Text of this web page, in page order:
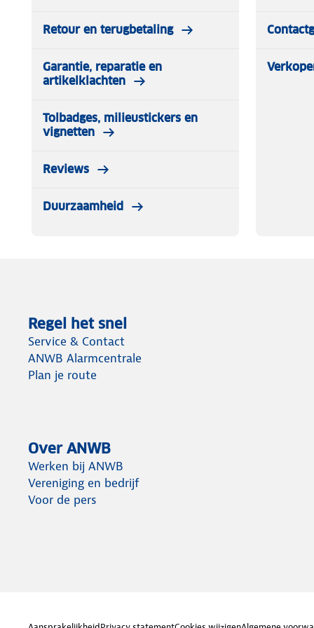
Retour en terugbetaling
Garantie, reparatie en
artikelklachten
Tolbadges, milieustickers en
vignetten
Reviews
Duurzaamheid
Regel het snel
Service & Contact
ANWB Alarmcentrale
Plan je route
Over ANWB
Werken bij ANWB
Vereniging en bedrijf
Voor de pers